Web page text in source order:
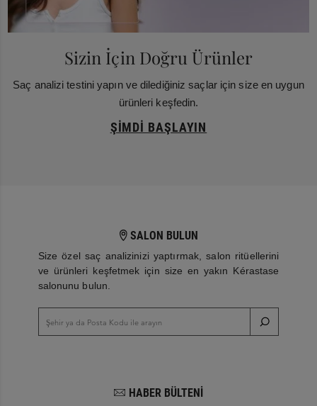
Sizin İçin Doğru Ürünler
Saç analizi testini yapın ve dilediğiniz saçlar için size en uygun
ürünleri keşfedin.
ŞIMDI BAŞLAYIN
SALON BULUN
Size özel saç analizinizi yaptırmak, salon ritüellerini
ve ürünleri keşfetmek için size en yakın Kérastase
salonunu bulun.
HABER BÜLTENİ